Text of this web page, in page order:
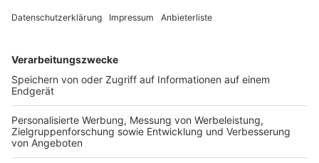
Versandkosten.
Der Bestellprozess ist mit Hilfe eines SSL-
SERVICE HOTLINE